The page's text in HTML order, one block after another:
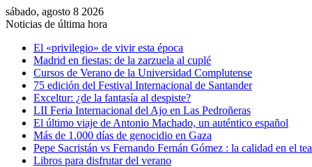
sábado, agosto 8 2026
Noticias de última hora
El «privilegio» de vivir esta época
Madrid en fiestas: de la zarzuela al cuplé
Cursos de Verano de la Universidad Complutense
75 edición del Festival Internacional de Santander
Exceltur: ¿de la fantasía al despiste?
LII Feria Internacional del Ajo en Las Pedroñeras
El último viaje de Antonio Machado, un auténtico español
Más de 1.000 días de genocidio en Gaza
Pepe Sacristán vs Fernando Fernán Gómez : la calidad en el
Libros para disfrutar del verano